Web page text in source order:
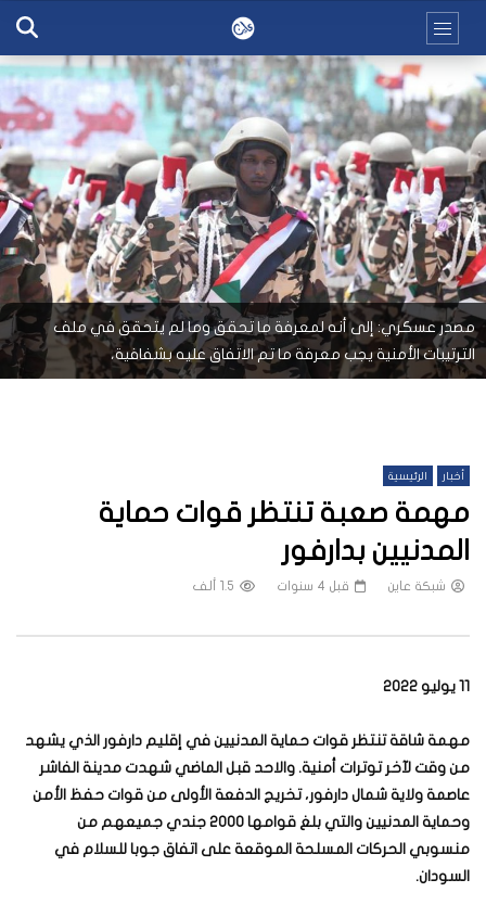
مصدر عسكري: إلى أنه لمعرفة ما تحقق وما لم يتحقق في ملف
الترتيبات الأمنية يجب معرفة ما تم الاتفاق عليه بشفافية،
أخبار الرئيسية
مهمة صعبة تنتظر قوات حماية
المدنيين بدارفور
شبكة عاين قبل 4 سنوات 1.5 ألف
11 يوليو 2022
مهمة شاقة تنتظر قوات حماية المدنيين في إقليم دارفور الذي يشهد
من وقت لآخر توترات أمنية. والاحد قبل الماضي شهدت مدينة الفاشر
عاصمة ولاية شمال دارفور، تخريج الدفعة الأولى من قوات حفظ الأمن
وحماية المدنيين والتي بلغ قوامها 2000 جندي جميعهم من
منسوبي الحركات المسلحة الموقعة على اتفاق جوبا للسلام في
السودان.